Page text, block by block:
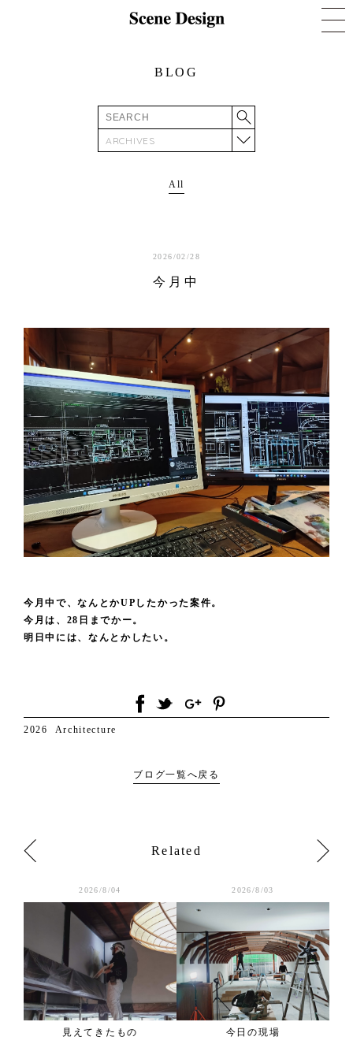
BLOG
ARCHIVES
All
2026/02/28
今月中
今月中で、なんとかUPしたかった案件。
今月は、28日までかー。
明日中には、なんとかしたい。
2026 Architecture
ブログ一覧へ戻る
Related
2026/8/04
見えてきたもの
2026/8/03
今日の現場